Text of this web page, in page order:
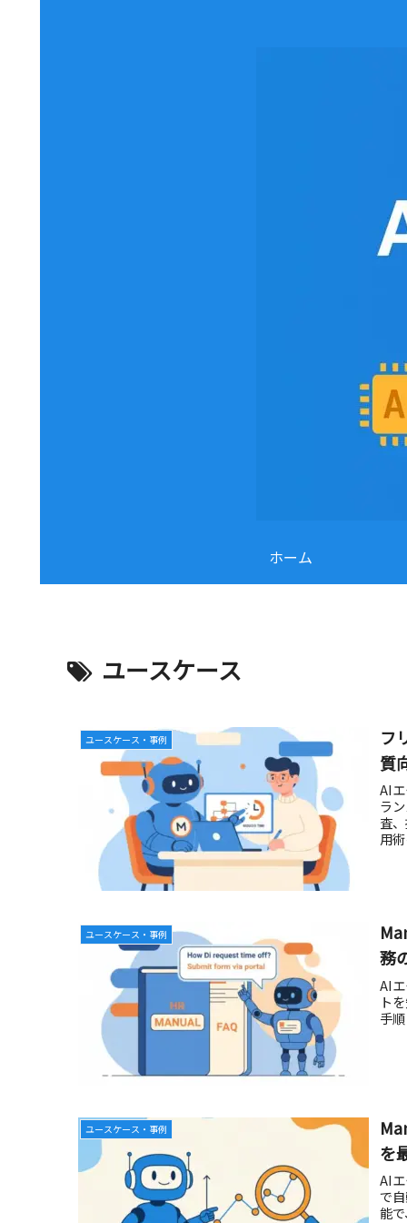
ホーム
ユースケース
ユースケース・事例
フ
質
AI
ラ
査
用
ユースケース・事例
務
AI
ト
手
ユースケース・事例
を
AI
で
能